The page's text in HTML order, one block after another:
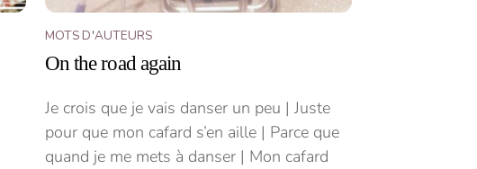
MOTS D'AUTEURS
On the road again
Je crois que je vais danser un peu | Juste
pour que mon cafard s’en aille | Parce que
quand je me mets à danser | Mon cafard